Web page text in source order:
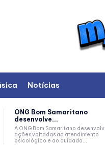
Notícias
ONG Bom Samaritano
desenvolve...
A ONG Bom Samaritano
ações voltadas ao atendimento
psicológico e ao cuidado...